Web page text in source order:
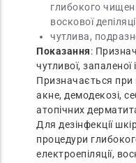
глибокого
воскової
чутлива,
Показання:
чутливої, запаленої
Призначається при
акне, демодекозі,
атопічних
Для дезінфекції
процедури
електроепіляції,